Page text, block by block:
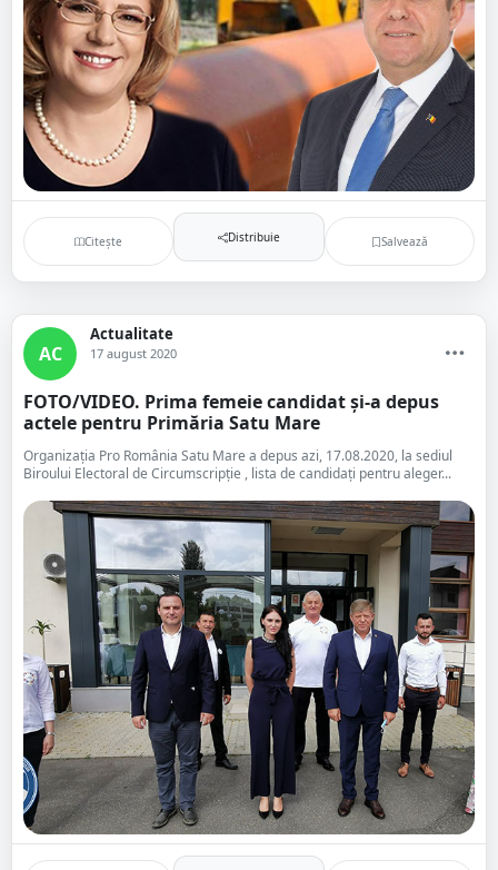
Citește Distribuie Salvează
AC
Actualitate
17 august 2020
FOTO/VIDEO. Prima femeie candidat și-a depus
actele pentru Primăria Satu Mare
Organizația Pro România Satu Mare a depus azi, 17.08.2020, la sediul
Biroului Electoral de Circumscripție , lista de candidați pentru aleger...